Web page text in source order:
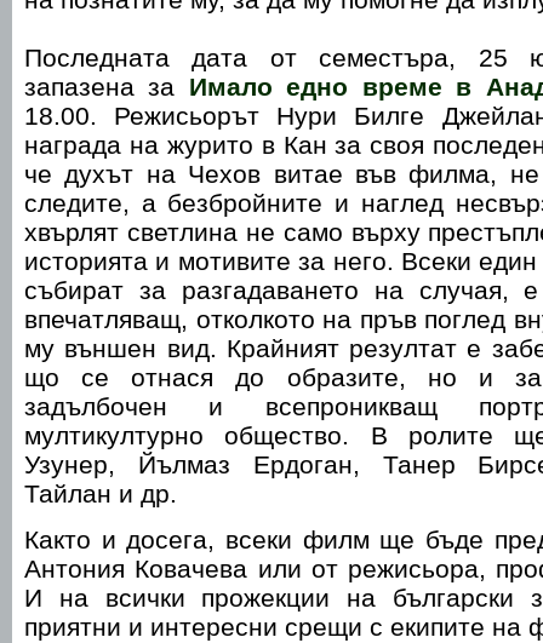
Последната дата от семестъра, 25
запазена за Имало едно време в
18.00. Режисьорът Нури Билге
награда на журито в Кан за своя
че духът на Чехов витае във филма,
следите, а безбройните и наглед
хвърлят светлина не само върху
историята и мотивите за него. Всеки
събират за разгадаването на случая,
впечатляващ, отколкото на пръв поглед
му външен вид. Крайният резултат е
що се отнася до образите, но и
задълбочен и всепроникващ
мултикултурно общество. В ролите
Узунер, Йълмаз Ердоган, Танер
Тайлан и др.
Както и досега, всеки филм ще бъде
Антония Ковачева или от режисьора,
И на всички прожекции на български
приятни и интересни срещи с екипите на